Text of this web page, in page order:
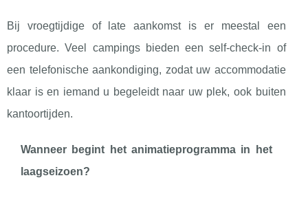
Bij vroegtijdige of late aankomst is er meestal een
procedure. Veel campings bieden een self-check-in of
een telefonische aankondiging, zodat uw accommodatie
klaar is en iemand u begeleidt naar uw plek, ook buiten
kantoortijden.
Wanneer begint het animatieprogramma in het
laagseizoen?